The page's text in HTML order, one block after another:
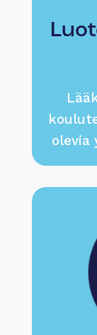
olevia